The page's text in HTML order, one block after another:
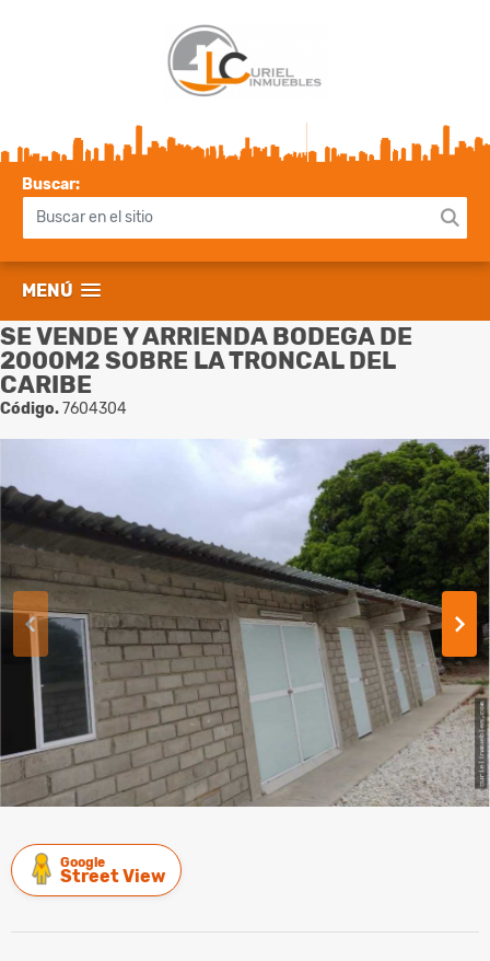
Buscar:
MENÚ
SE VENDE Y ARRIENDA BODEGA DE
2000M2 SOBRE LA TRONCAL DEL
CARIBE
Código.7604304
Google
Street View